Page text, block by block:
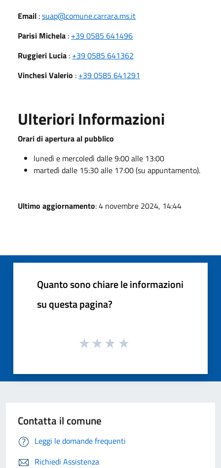
Email :suap@comune.carrara.ms.it
Parisi Michela : +39 0585 641496
Ruggieri Lucia : +39 0585 641362
Vinchesi Valerio : +39 0585 641291
Ulteriori Informazioni
Orari di apertura al pubblico
lunedì e mercoledì dalle 9:00 alle 13:00
martedì dalle 15:30 alle 17:00 (su appuntamento).
Ultimo aggiornamento: 4 novembre 2024, 14:44
Quanto sono chiare le informazioni
su questa pagina?
Contatta il comune
Leggi le domande frequenti
Richiedi Assistenza